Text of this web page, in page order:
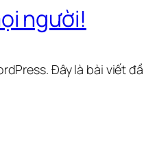
người!
Đây là bài viết